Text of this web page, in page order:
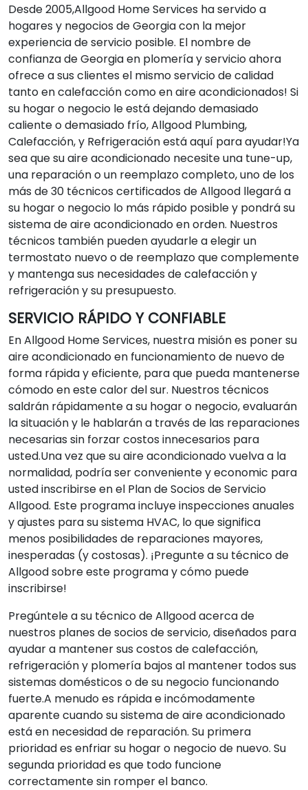
Desde 2005,Allgood Home Services ha servido a
hogares y negocios de Georgia con la mejor
experiencia de servicio posible. El nombre de
confianza de Georgia en plomería y servicio ahora
ofrece a sus clientes el mismo servicio de calidad
tanto en calefacción como en aire acondicionados! Si
su hogar o negocio le está dejando demasiado
caliente o demasiado frío, Allgood Plumbing,
Calefacción, y Refrigeración está aquí para ayudar!Ya
sea que su aire acondicionado necesite una tune-up,
una reparación o un reemplazo completo, uno de los
más de 30 técnicos certificados de Allgood llegará a
su hogar o negocio lo más rápido posible y pondrá su
sistema de aire acondicionado en orden. Nuestros
técnicos también pueden ayudarle a elegir un
termostato nuevo o de reemplazo que complemente
y mantenga sus necesidades de calefacción y
refrigeración y su presupuesto.
SERVICIO RÁPIDO Y CONFIABLE
En Allgood Home Services, nuestra misión es poner su
aire acondicionado en funcionamiento de nuevo de
forma rápida y eficiente, para que pueda mantenerse
cómodo en este calor del sur. Nuestros técnicos
saldrán rápidamente a su hogar o negocio, evaluarán
la situación y le hablarán a través de las reparaciones
necesarias sin forzar costos innecesarios para
usted.Una vez que su aire acondicionado vuelva a la
normalidad, podría ser conveniente y economic para
usted inscribirse en el Plan de Socios de Servicio
Allgood. Este programa incluye inspecciones anuales
y ajustes para su sistema HVAC, lo que significa
menos posibilidades de reparaciones mayores,
inesperadas (y costosas). ¡Pregunte a su técnico de
Allgood sobre este programa y cómo puede
inscribirse!
Pregúntele a su técnico de Allgood acerca de
nuestros planes de socios de servicio, diseñados para
ayudar a mantener sus costos de calefacción,
refrigeración y plomería bajos al mantener todos sus
sistemas domésticos o de su negocio funcionando
fuerte.A menudo es rápida e incómodamente
aparente cuando su sistema de aire acondicionado
está en necesidad de reparación. Su primera
prioridad es enfriar su hogar o negocio de nuevo. Su
segunda prioridad es que todo funcione
correctamente sin romper el banco.